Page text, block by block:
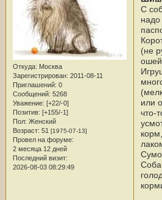
Откуда: Москва
Зарегистрирован: 2011-08-11
Приглашений: 0
Сообщений: 5268
Уважение: [+22/-0]
Позитив: [+155/-1]
Пол: Женский
Возраст: 51 [1975-07-13]
Провел на форуме:
2 месяца 12 дней
Последний визит:
2026-08-03 08:29:49
С
(не
или
что-